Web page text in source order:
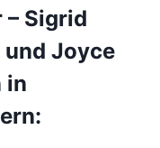
– Sigrid
Joyce
in